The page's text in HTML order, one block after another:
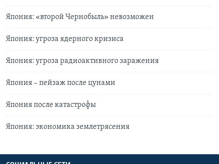
Япония: «второй Чернобыль» невозможен
Япония: угроза ядерного кризиса
Япония: угроза радиоактивного заражения
Япония – пейзаж после цунами
Япония после катастрофы
Япония: экономика землетрясения